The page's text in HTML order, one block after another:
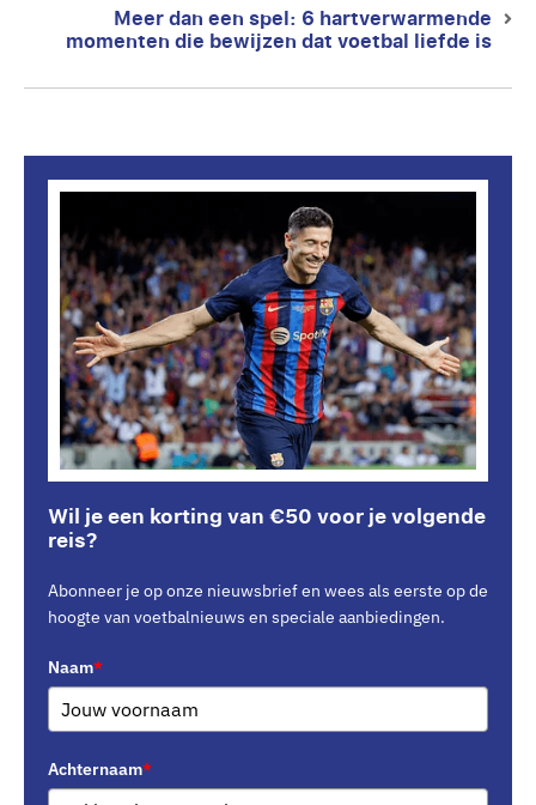
Meer dan een spel: 6 hartverwarmende
momenten die bewijzen dat voetbal liefde is
post:
Wil je een korting van €50 voor je volgende
reis?
Abonneer je op onze nieuwsbrief en wees als eerste op de
hoogte van voetbalnieuws en speciale aanbiedingen.
Naam*
Achternaam*